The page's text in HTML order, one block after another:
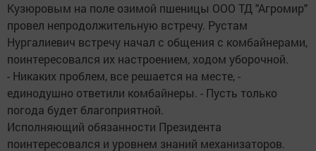
Кузюровым на поле озимой пшеницы ООО ТД "Агромир"
провел непродолжительную встречу. Рустам
Нургалиевич встречу начал с общения с комбайнерами,
поинтересовался их настроением, ходом уборочной.
- Никаких проблем, все решается на месте, -
единодушно ответили комбайнеры. - Пусть только
погода будет благоприятной.
Исполняющий обязанности Президента
поинтересовался и уровнем знаний механизаторов.